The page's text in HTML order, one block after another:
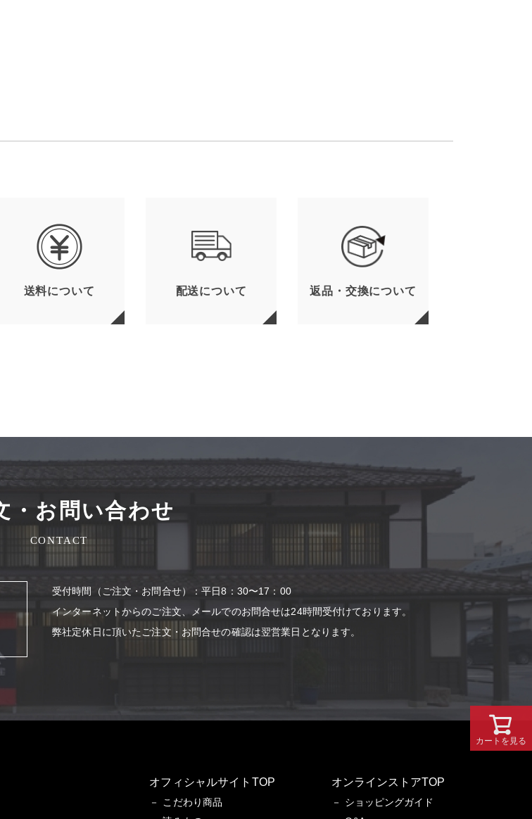
送料について 配送について 返品・交換について
・お問い合わせ
CONTACT
受付時間（ご注⽂・お問合せ）：平⽇8：30〜17：00
インターネットからのご注⽂、メールでのお問合せは24時間受付けております。
弊社定休⽇に頂いたご注⽂・お問合せの確認は翌営業⽇となります。
オフィシャルサイトTOP
こだわり商品
オンラインストアTOP
ショッピングガイド
カートを見る